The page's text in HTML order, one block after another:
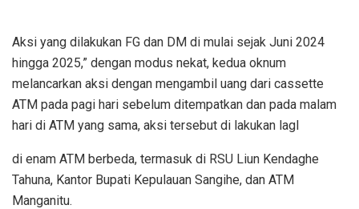
Aksi yang dilakukan FG dan DM di mulai sejak Juni 2024
hingga 2025,” dengan modus nekat, kedua oknum
melancarkan aksi dengan mengambil uang dari cassette
ATM pada pagi hari sebelum ditempatkan dan pada malam
hari di ATM yang sama, aksi tersebut di lakukan lagI
di enam ATM berbeda, termasuk di RSU Liun Kendaghe
Tahuna, Kantor Bupati Kepulauan Sangihe, dan ATM
Manganitu.